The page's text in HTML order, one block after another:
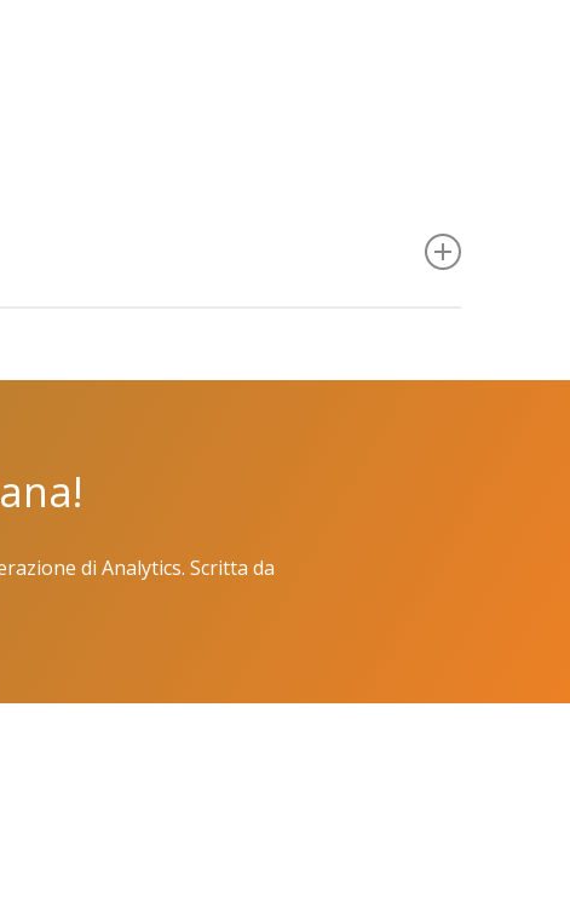
di Analytics. Scritta da